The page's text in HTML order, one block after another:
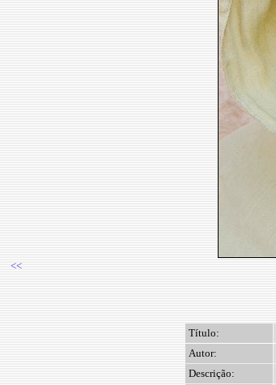
<<
Título:
Autor:
Descrição: